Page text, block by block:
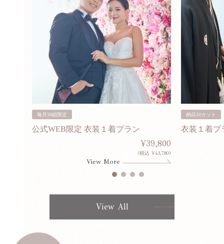
毎月50組限定
公式WEB限定 衣装１着プラン
¥39,800
(税込 ¥43,780)
View More
納品30カット
衣装１着プ
View All